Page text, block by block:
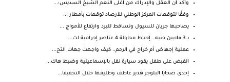
وأكد أن العقل والإدراك من أغلى النعم الشيخ السديس:...
وفقًا لتوقعات المركز الوطني للأرصاد توقعات بأمطار ...
يصاحبها جريان للسيول وتساقط للبرد وارتفاع للأمواج ...
بـ 3 ملايين جنيه.. إحباط محاولة 4 عناصر إجرامية لت...
عملية إجهاض أم خراج في الرحم.. كيف واجهت جهات التح...
القبض على طفل يقود سيارة نقل بالإسماعيلية وضبط هاك...
إحدى ضحايا البلوجر هدير عاطف وطليقها خلال التحقيقا...